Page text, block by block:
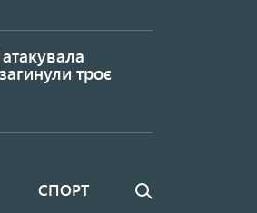
атакувала
троє
СПОРТ Пошук